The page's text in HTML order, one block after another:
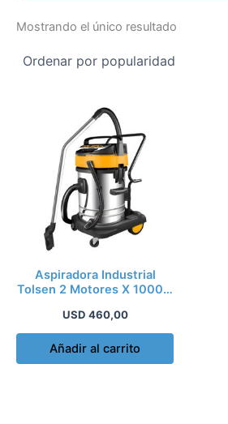
Mostrando el único resultado
Aspiradora Industrial
Tolsen 2 Motores X 1000w
USD 460,00
Añadir al carrito